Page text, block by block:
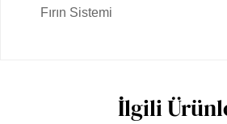
Fırın Sistemi
İlgili